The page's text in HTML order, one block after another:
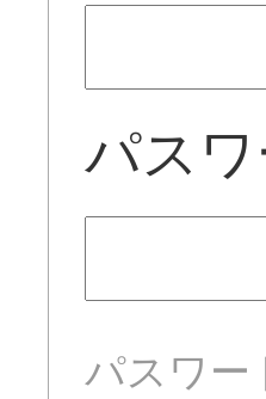
パス
パスワ